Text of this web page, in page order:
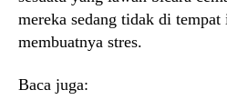
mereka sedang tidak di
membuatnya stres.
Baca juga: